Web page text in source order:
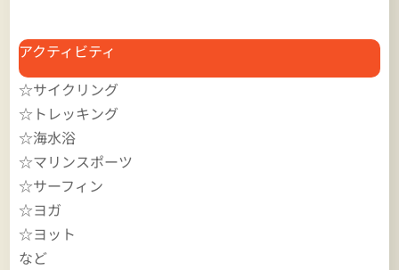
アクティビティ
☆サイクリング
☆トレッキング
☆海水浴
☆マリンスポーツ
☆サーフィン
☆ヨガ
☆ヨット
など